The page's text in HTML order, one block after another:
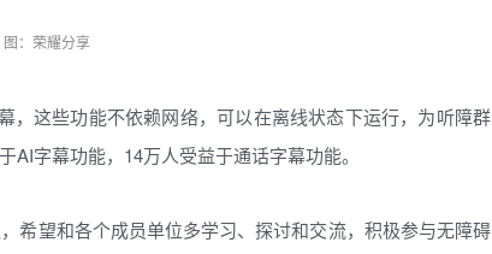
图：荣耀分享
，这些功能不依赖网络，可以在离线状态下运行，为听障群
字幕功能，14万人受益于通话字幕功能。
希望和各个成员单位多学习、探讨和交流，积极参与无障碍